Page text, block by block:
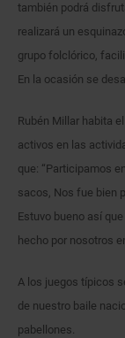
también podrá
realizará un
grupo folclórico,
En la ocasión se
Rubén Millar habita
activos en las
que: “Participamos
sacos, Nos fue bien
Estuvo bueno así
hecho por nosotros
A los juegos típicos
de nuestro baile
pabellones.